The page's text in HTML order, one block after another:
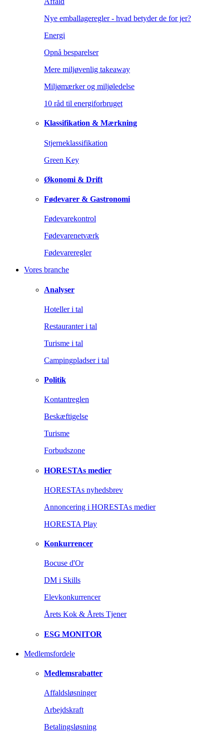
Nye emballageregler - hvad betyder de for jer?
Energi
Opnå besparelser
Mere miljøvenlig takeaway
Miljømærker og miljøledelse
10 råd til energiforbruget
Klassifikation & Mærkning
Stjerneklassifikation
Green Key
Økonomi & Drift
Fødevarer & Gastronomi
Fødevarekontrol
Fødevarenetværk
Fødevareregler
Vores branche
Analyser
Hoteller i tal
Restauranter i tal
Turisme i tal
Campingpladser i tal
Politik
Kontantreglen
Beskæftigelse
Turisme
Forbudszone
HORESTAs medier
HORESTAs nyhedsbrev
Annoncering i HORESTAs medier
HORESTA Play
Konkurrencer
Bocuse d'Or
DM i Skills
Elevkonkurrencer
Årets Kok & Årets Tjener
ESG MONITOR
Medlemsfordele
Medlemsrabatter
Affaldsløsninger
Arbejdskraft
Betalingsløsning